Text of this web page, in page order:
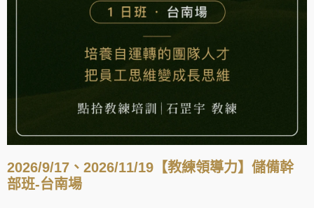
2026/9/17、2026/11/19【教練領導力】儲備幹
部班-台南場